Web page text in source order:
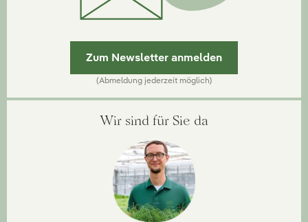
Zum Newsletter anmelden
(Abmeldung jederzeit möglich)
Wir sind für Sie da